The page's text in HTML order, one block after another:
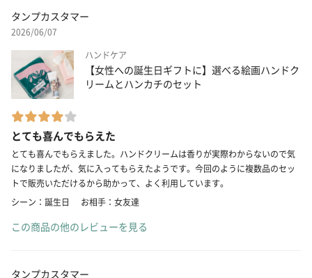
タンプカスタマー
2026/06/07
ハンドケア
【女性への誕生日ギフトに】選べる絵画ハンドク
リームとハンカチのセット
とても喜んでもらえた
とても喜んでもらえました。ハンドクリームは香りが実際わからないので気
になりましたが、気に入ってもらえたようです。今回のように複数品のセッ
トで販売いただけるから助かって、よく利用しています。
シーン：誕生日
お相手：女友達
この商品の他のレビューを見る
タンプカスタマー